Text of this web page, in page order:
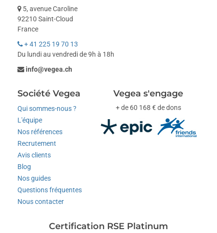
5, avenue Caroline
92210 Saint-Cloud
France
+ 41 225 19 70 13
Du lundi au vendredi de 9h à 18h
info@vegea.ch
Société Vegea
Qui sommes-nous ?
L'équipe
Nos références
Recrutement
Avis clients
Blog
Nos guides
Questions fréquentes
Nous contacter
Vegea s'engage
+ de 60 168 € de dons
Certification RSE Platinum